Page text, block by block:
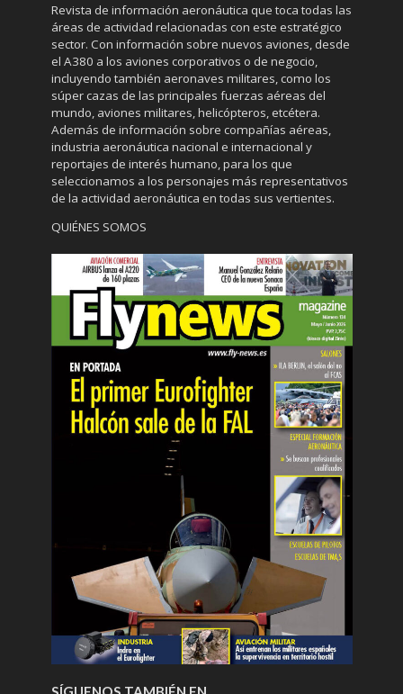
Revista de información aeronáutica que toca todas las
áreas de actividad relacionadas con este estratégico
sector. Con información sobre nuevos aviones, desde
el A380 a los aviones corporativos o de negocio,
incluyendo también aeronaves militares, como los
súper cazas de las principales fuerzas aéreas del
mundo, aviones militares, helicópteros, etcétera.
Además de información sobre compañías aéreas,
industria aeronáutica nacional e internacional y
reportajes de interés humano, para los que
seleccionamos a los personajes más representativos
de la actividad aeronáutica en todas sus vertientes.
QUIÉNES SOMOS